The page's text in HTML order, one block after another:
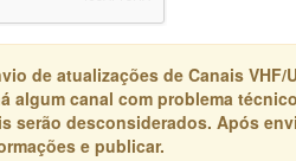
de atualizações de Canais VHF/
algum canal com problema
serão desconsiderados. Após
e publicar.